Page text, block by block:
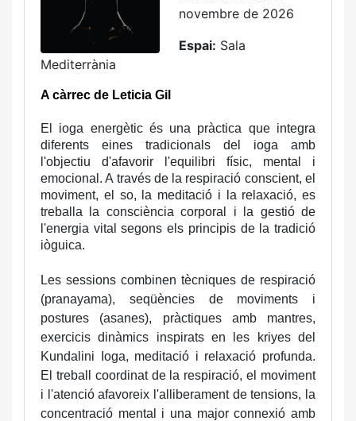
novembre de 2026
Espai: Sala
Mediterrània
A càrrec de Leticia Gil
El ioga energètic és una pràctica que integra
diferents eines tradicionals del ioga amb
l'objectiu d'afavorir l'equilibri físic, mental i
emocional.A través de la respiració conscient, el
moviment, el so, la meditació i la relaxació, es
treballa la consciència corporal i la gestió de
l'energia vital segons els principis de la tradició
iòguica.
Les sessions combinen tècniques de respiració
(pranayama), seqüències de moviments i
postures (asanes), pràctiques amb mantres,
exercicis dinàmics inspirats en les kriyes del
Kundalini Ioga, meditació i relaxació profunda.
El treball coordinat de la respiració, el moviment
i l'atenció afavoreix l'alliberament de tensions, la
concentració mental i una major connexió amb